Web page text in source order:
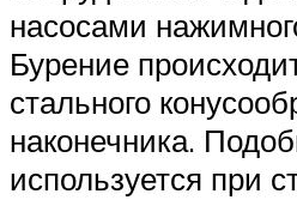
насосами
Бурение
стального
наконечника.
используется при